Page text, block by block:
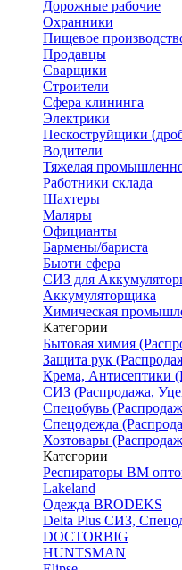
Дорожные рабочие
Охранники
Пищевое
Продавцы
Сварщики
Строители
Сфера клининга
Электрики
Пескоструйщики
Водители
Тяжелая
Работники склада
Шахтеры
Маляры
Официанты
Бармены/бариста
Бьюти сфера
СИЗ для
Аккумуляторщика
Химическая
Категории
Бытовая химия
Защита рук
Крема, Антисептики
СИЗ (Распродажа,
Спецобувь
Спецодежда
Хозтовары
Категории
Респираторы ВМ
Lakeland
Одежда BRODEKS
Delta Plus СИЗ,
DOCTORBIG
HUNTSMAN